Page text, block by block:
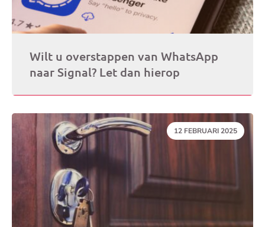
Wilt u overstappen van WhatsApp
naar Signal? Let dan hierop
DATUM:
12 FEBRUARI 2025